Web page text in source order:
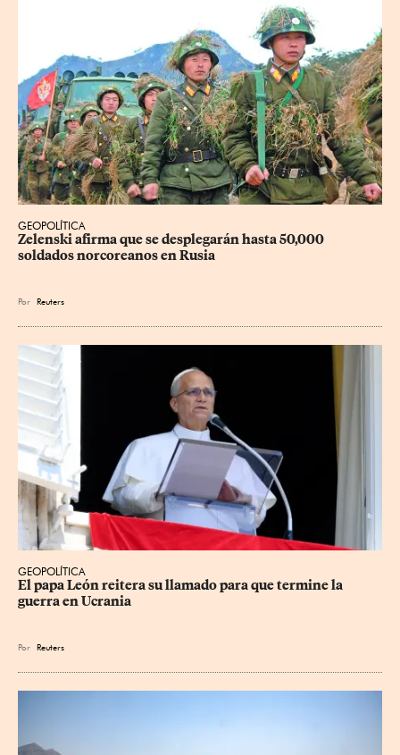
GEOPOLÍTICA
Zelenski afirma que se desplegarán hasta 50,000
soldados norcoreanos en Rusia
Por Reuters
GEOPOLÍTICA
El papa León reitera su llamado para que termine la
guerra en Ucrania
Por Reuters